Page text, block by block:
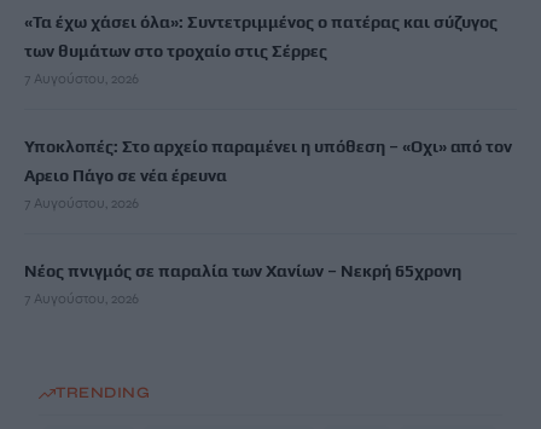
«Τα έχω χάσει όλα»: Συντετριμμένος ο πατέρας και σύζυγος
των θυμάτων στο τροχαίο στις Σέρρες
7 Αυγούστου, 2026
Υποκλοπές: Στο αρχείο παραμένει η υπόθεση – «Οχι» από τον
Αρειο Πάγο σε νέα έρευνα
7 Αυγούστου, 2026
Νέος πνιγμός σε παραλία των Χανίων – Νεκρή 65χρονη
7 Αυγούστου, 2026
TRENDING